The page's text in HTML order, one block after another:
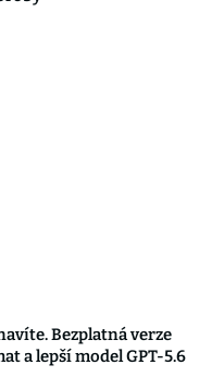
Bezplatná verze
a lepší model GPT-5.6